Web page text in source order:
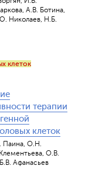
А.В. Ботина,
Николаев, Н.Б.
клеток
терапии
клеток
Паина, О.Н.
О.В.
Афанасьев